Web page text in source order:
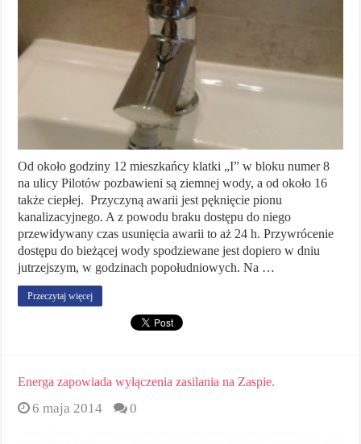
Od około godziny 12 mieszkańcy klatki „I” w bloku numer 8
na ulicy Pilotów pozbawieni są ziemnej wody, a od około 16
także ciepłej. Przyczyną awarii jest pęknięcie pionu
kanalizacyjnego. A z powodu braku dostępu do niego
przewidywany czas usunięcia awarii to aż 24 h. Przywrócenie
dostępu do bieżącej wody spodziewane jest dopiero w dniu
jutrzejszym, w godzinach popołudniowych. Na …
Przeczytaj więcej
Energa zapowiada wyłączenia zasilania na Zaspie.
6 maja 2014 0